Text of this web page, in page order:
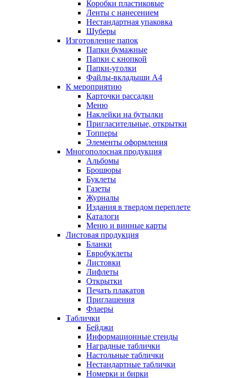
Коробки пластиковые
Ленты с нанесением
Нестандартная упаковка
Шуберы
Изготовление папок
Папки бумажные
Папки с кнопкой
Папки-уголки
Файлы-вкладыши А4
К мероприятию
Карточки рассадки
Меню
Наклейки на бутылки
Пригласительные, открытки
Топперы
Элементы оформления
Многополосная продукция
Альбомы
Брошюры
Буклеты
Газеты
Журналы
Издания в твердом переплете
Каталоги
Меню и винные карты
Листовая продукция
Бланки
Евробуклеты
Листовки
Лифлеты
Открытки
Печать плакатов
Приглашения
Флаеры
Таблички
Бейджи
Информационные стенды
Наградные таблички
Настольные таблички
Нестандартные таблички
Номерки и бирки